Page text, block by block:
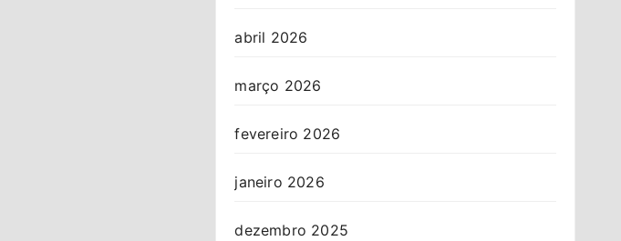
abril 2026
março 2026
fevereiro 2026
janeiro 2026
dezembro 2025